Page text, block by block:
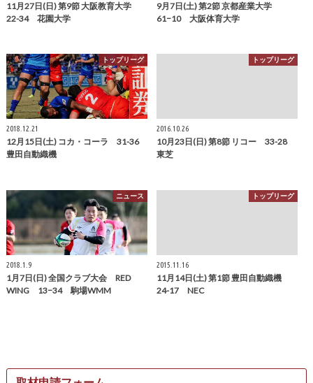
11月27日(日) 第9節 大阪教育大学
22-34 花園大学
9月7日(土) 第2節 京都産業大学
61−10 大阪体育大学
トップリーグ
2018.12.21
12月15日(土) コカ・コーラ 31-36
豊田自動織機
トップリーグ
2016.10.26
10月23日(日) 第8節 リコー 33-28
東芝
ニュース
2018.1.9
1月7日(日) 全国クラブ大会 RED
WING 13−34 駒場WMM
トップリーグ
2015.11.16
11月14日(土) 第1節 豊田自動織機
24-17 NEC